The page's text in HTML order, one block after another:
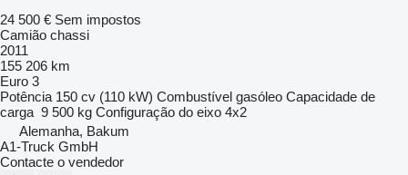
24 500 € Sem impostos
Camião chassi
2011
155 206 km
Euro 3
Potência 150 cv (110 kW) Combustível gasóleo Capacidade de
carga 9 500 kg Configuração do eixo 4x2
Alemanha, Bakum
A1-Truck GmbH
Contacte o vendedor